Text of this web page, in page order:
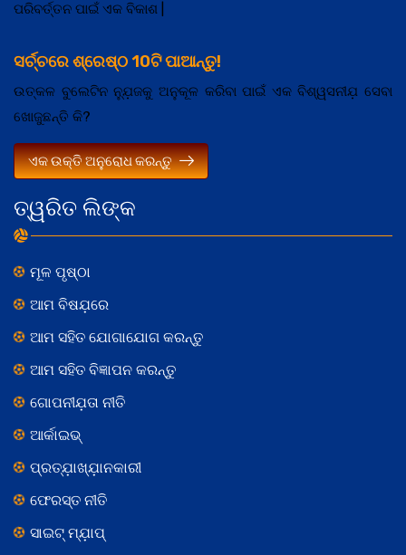
ତ୍ୱରିତ ଲିଙ୍କ
ମୂଳ ପୃଷ୍ଠା
ଆମ ବିଷଯ଼ରେ
ଆମ ସହିତ ଯୋଗାଯୋଗ କରନ୍ତୁ
ଆମ ସହିତ ବିଜ୍ଞାପନ କରନ୍ତୁ
ଗୋପନୀଯ଼ତା ନୀତି
ଆର୍କାଇଭ୍
ପ୍ରତ୍ଯ଼ାଖ୍ଯ଼ାନକାରୀ
ଫେରସ୍ତ ନୀତି
ସାଇଟ୍ ମ୍ଯ଼ାପ୍
ପରିବର୍ତ୍ତନ ପାଇଁ ଏକ ବିକାଶ |
ସର୍ଚ୍ଚରେ ଶ୍ରେଷ୍ଠ 10ଟି ପାଆନ୍ତୁ!
ଉତ୍କଳ ବୁଲେଟିନ ନ୍ଯ଼ୁଜକୁ ଅନୁକୂଳ କରିବା ପାଇଁ ଏକ ବିଶ୍ୱସନୀଯ଼ ସେବା
ଖୋଜୁଛନ୍ତି କି?
ଏକ ଉକ୍ତି ଅନୁରୋଧ କରନ୍ତୁ